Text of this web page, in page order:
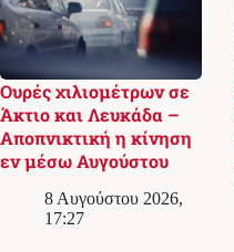
Ουρές χιλιομέτρων σε
Άκτιο και Λευκάδα –
Αποπνικτική η κίνηση
εν μέσω Αυγούστου
8 Αυγούστου 2026,
17:27